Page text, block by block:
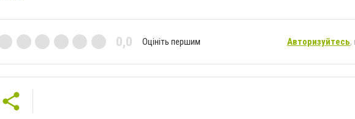
0,0 Оцініть першим Авторизуйтесь,